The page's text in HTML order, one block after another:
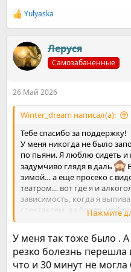
Р
е
к
ц
и
Yulyaska
Леруся
Самозабаненные
26 Май 2026
Winter_dream написал(а):
Тебе спасибо за поддержку!
У меня никогда не было
по пьяни. Я люблю сидеть и
задумчиво глядя в даль
зимой… а еще просеко с
театром… вот где я и
зависимость, когда я
спектаклем, да бокал, но
выпиваю во время встречи,
И в этом проблема. Люди
больше так нельзя -
«ну ты чего?! Так же
Нажмите
У меня так тоже было .
резко болезнь
что и 30 минут не могла